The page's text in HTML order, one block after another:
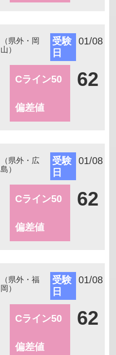
（県外・岡
山）
受験
日
01/08
Cライン50
偏差値
62
（県外・広
島）
受験
日
01/08
Cライン50
偏差値
62
（県外・福
岡）
受験
日
01/08
Cライン50
偏差値
62